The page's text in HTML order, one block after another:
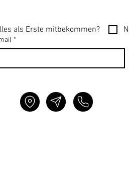
als Erste mitbekommen?
*